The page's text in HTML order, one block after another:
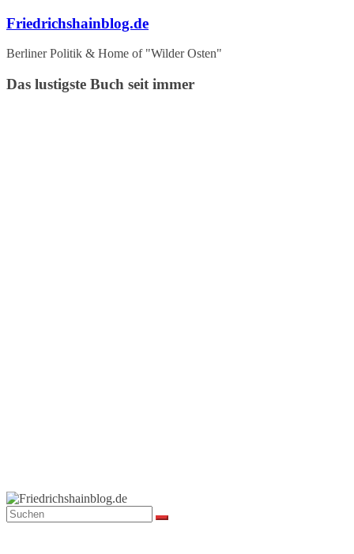
Zum
springen
Friedrichshainblog.de
Berliner Politik & Home of "Wilder Osten"
Das lustigste Buch seit immer